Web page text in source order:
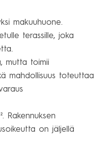
makuuhuone.
terassille, joka
mutta toimii
mahdollisuus toteuttaa
Rakennuksen
on jäljellä